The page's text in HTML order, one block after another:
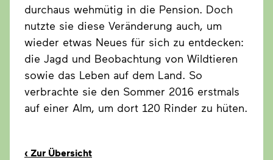
durchaus wehmütig in die Pension. Doch
nutzte sie diese Veränderung auch, um
wieder etwas Neues für sich zu entdecken:
die Jagd und Beobachtung von Wildtieren
sowie das Leben auf dem Land. So
verbrachte sie den Sommer 2016 erstmals
auf einer Alm, um dort 120 Rinder zu hüten.
‹ Zur Übersicht